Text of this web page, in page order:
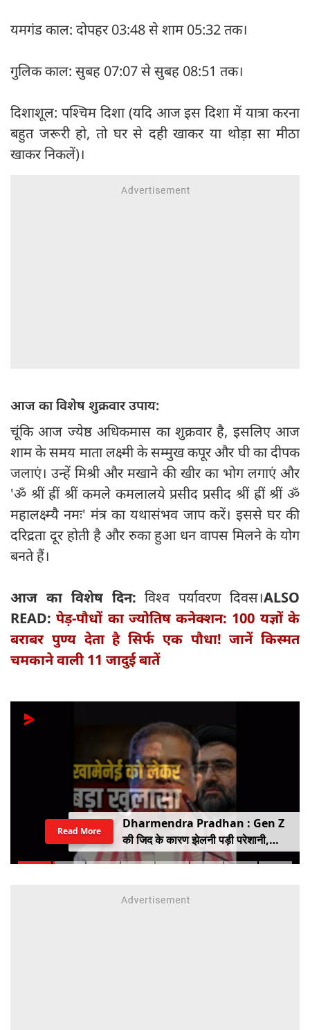
यमगंड काल: दोपहर 03:48 से शाम 05:32 तक।
गुलिक काल: सुबह 07:07 से सुबह 08:51 तक।
दिशाशूल: पश्चिम दिशा (यदि आज इस दिशा में यात्रा करना
बहुत जरूरी हो, तो घर से दही खाकर या थोड़ा सा मीठा
खाकर निकलें)।
आज का विशेष शुक्रवार उपाय:
चूंकि आज ज्येष्ठ अधिकमास का शुक्रवार है, इसलिए आज
शाम के समय माता लक्ष्मी के सम्मुख कपूर और घी का दीपक
जलाएं। उन्हें मिश्री और मखाने की खीर का भोग लगाएं और
'ॐ श्रीं ह्रीं श्रीं कमले कमलालये प्रसीद प्रसीद श्रीं ह्रीं श्रीं ॐ
महालक्ष्म्यै नमः' मंत्र का यथासंभव जाप करें। इससे घर की
दरिद्रता दूर होती है और रुका हुआ धन वापस मिलने के योग
बनते हैं।
आज का विशेष दिन:विश्व पर्यावरण दिवस।ALSO
READ:पेड़-पौधों का ज्योतिष कनेक्शन: 100 यज्ञों के
बराबर पुण्य देता है सिर्फ एक पौधा! जानें किस्मत
चमकाने वाली 11 जादुई बातें
Dharmendra Pradhan : Gen Z
की जिद के कारण झेलनी पड़ी परेशानी,
ताकत को नहीं किया जा सकता नजरअंदाज,
Read More